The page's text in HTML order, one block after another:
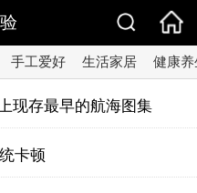
手工爱好 生活家居 健康养
现存最早的航海图集
卡顿